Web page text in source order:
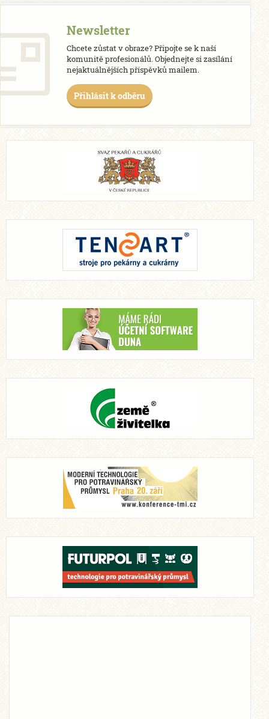
Newsletter
Chcete zůstat v obraze? Připojte se k naší
komunitě profesionálů. Objednejte si zasílání
nejaktuálnějších příspěvků mailem.
Přihlásit k odběru